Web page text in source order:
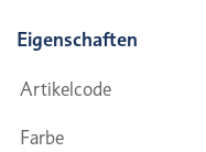
Eigenschaften
Artikelcode
Farbe